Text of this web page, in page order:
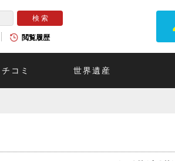
閲覧履歴
コミ 世界遺産